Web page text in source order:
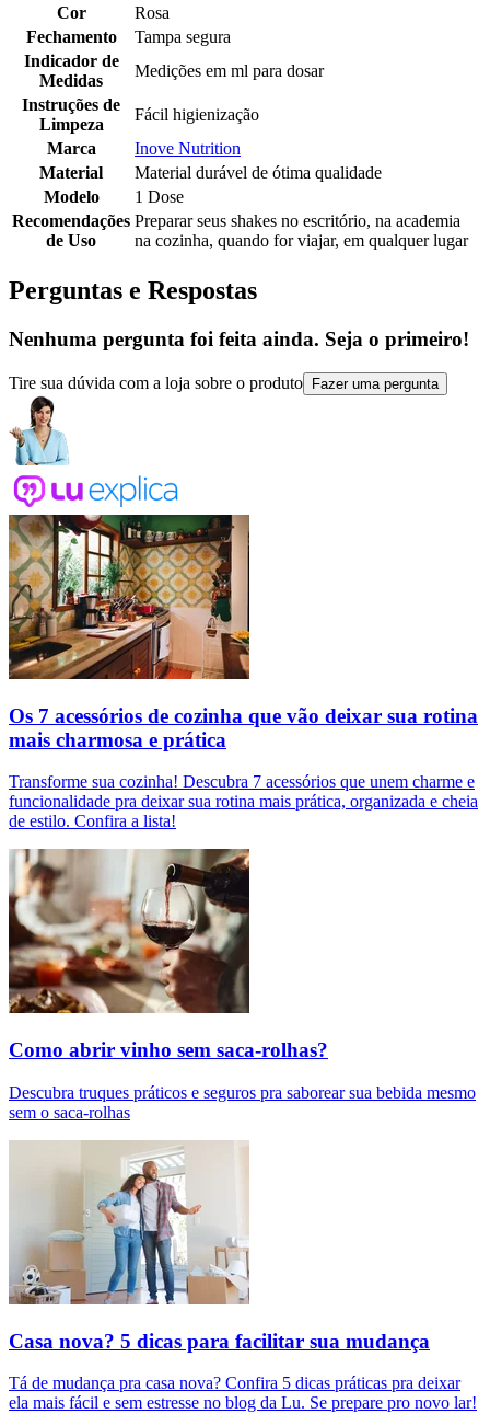
Cor
Rosa
Fechamento
Tampa segura
Indicador de
Medidas
Medições em ml para dosar
Instruções de
Limpeza
Fácil higienização
Marca
Inove Nutrition
Material
Material durável de ótima qualidade
Modelo
1 Dose
Recomendações
de Uso
Preparar seus shakes no escritório, na academia
na cozinha, quando for viajar, em qualquer lugar
Perguntas e Respostas
Nenhuma pergunta foi feita ainda. Seja o primeiro!
Tire sua dúvida com a loja sobre o produto Fazer uma pergunta
Os 7 acessórios de cozinha que vão deixar sua rotina
mais charmosa e prática
Transforme sua cozinha! Descubra 7 acessórios que unem charme e
funcionalidade pra deixar sua rotina mais prática, organizada e cheia
de estilo. Confira a lista!
Como abrir vinho sem saca-rolhas?
Descubra truques práticos e seguros pra saborear sua bebida mesmo
sem o saca-rolhas
Casa nova? 5 dicas para facilitar sua mudança
Tá de mudança pra casa nova? Confira 5 dicas práticas pra deixar
ela mais fácil e sem estresse no blog da Lu. Se prepare pro novo lar!